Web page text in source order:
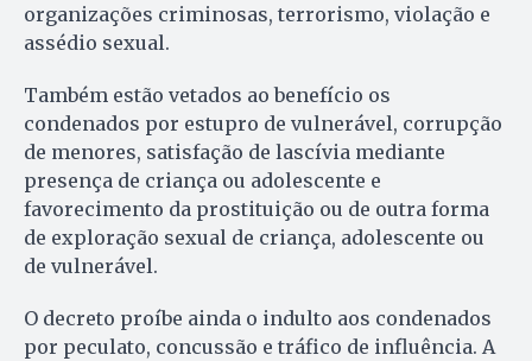
organizações criminosas, terrorismo, violação e
assédio sexual.
Também estão vetados ao benefício os
condenados por estupro de vulnerável, corrupção
de menores, satisfação de lascívia mediante
presença de criança ou adolescente e
favorecimento da prostituição ou de outra forma
de exploração sexual de criança, adolescente ou
de vulnerável.
O decreto proíbe ainda o indulto aos condenados
por peculato, concussão e tráfico de influência. A